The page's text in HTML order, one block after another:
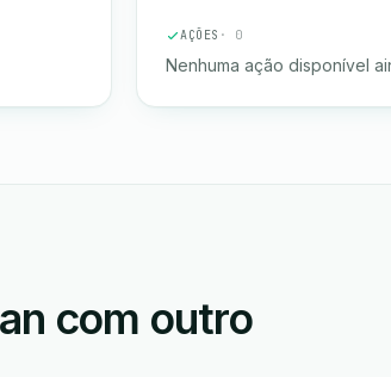
AÇÕES · 0
Nenhuma ação disponível
com outro